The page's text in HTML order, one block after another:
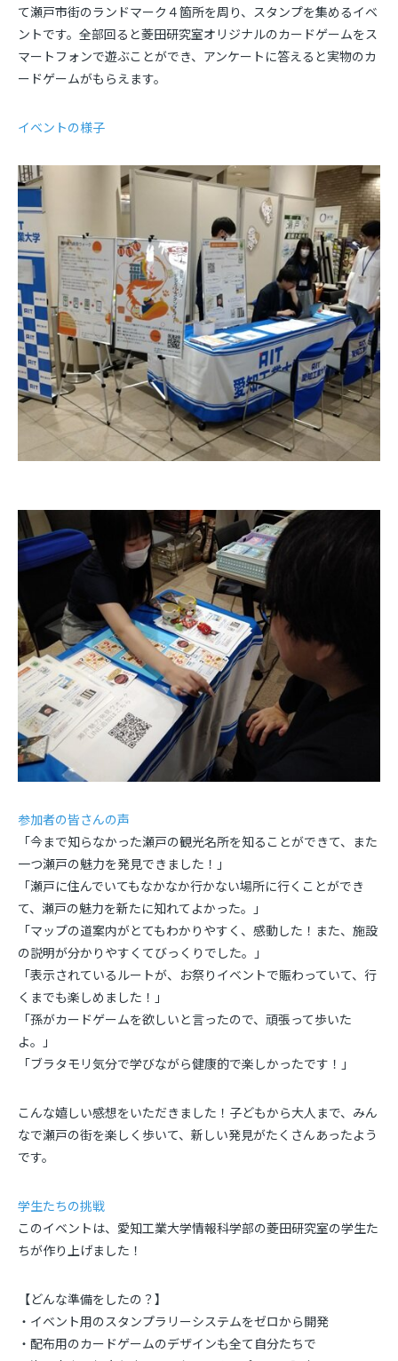
て瀬戸市街のランドマーク４箇所を周り、スタンプを集めるイベ
ントです。全部回ると菱田研究室オリジナルのカードゲームをス
マートフォンで遊ぶことができ、アンケートに答えると実物のカ
ードゲームがもらえます。
イベントの様子
参加者の皆さんの声
「今まで知らなかった瀬戸の観光名所を知ることができて、また
一つ瀬戸の魅力を発見できました！」
「瀬戸に住んでいてもなかなか行かない場所に行くことができ
て、瀬戸の魅力を新たに知れてよかった。」
「マップの道案内がとてもわかりやすく、感動した！また、施設
の説明が分かりやすくてびっくりでした。」
「表示されているルートが、お祭りイベントで賑わっていて、行
くまでも楽しめました！」
「孫がカードゲームを欲しいと言ったので、頑張って歩いた
よ。」
「ブラタモリ気分で学びながら健康的で楽しかったです！」
こんな嬉しい感想をいただきました！子どもから大人まで、みん
なで瀬戸の街を楽しく歩いて、新しい発見がたくさんあったよう
です。
学生たちの挑戦
このイベントは、愛知工業大学情報科学部の菱田研究室の学生た
ちが作り上げました！
【どんな準備をしたの？】
・イベント用のスタンプラリーシステムをゼロから開発
・配布用のカードゲームのデザインも全て自分たちで